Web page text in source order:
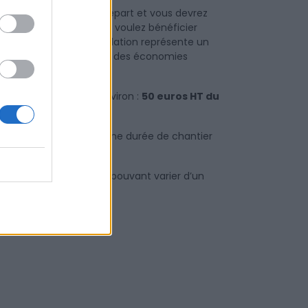
un coût de départ et vous devrez
si vous voulez bénéficier
que ce type d’isolation représente un
vos frais en faisant des économies
l’Habitat) sont d’environ : 50 euros HT du
de 4 700 euros et une durée de chantier
compte des critères pouvant varier d’un